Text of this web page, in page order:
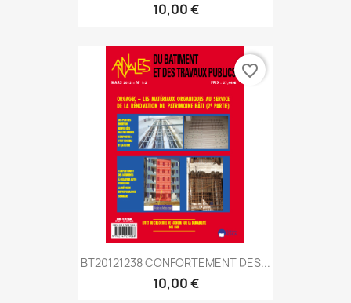
10,00 €
BT20121238 CONFORTEMENT DES...
10,00 €
favorite_border